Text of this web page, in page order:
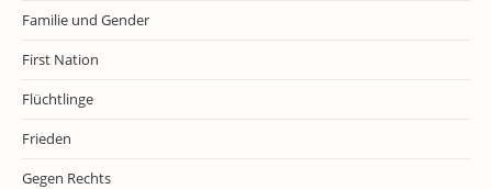
Familie und Gender
First Nation
Flüchtlinge
Frieden
Gegen Rechts